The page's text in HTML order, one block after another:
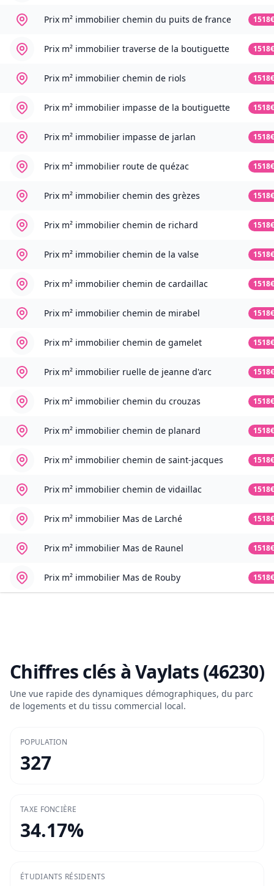
Prix m² immobilier chemin du puits de france 1518€
Prix m² immobilier traverse de la boutiguette 1518€
Prix m² immobilier chemin de riols 1518€
Prix m² immobilier impasse de la boutiguette 1518€
Prix m² immobilier impasse de jarlan 1518€
Prix m² immobilier route de quézac 1518€
Prix m² immobilier chemin des grèzes 1518€
Prix m² immobilier chemin de richard 1518€
Prix m² immobilier chemin de la valse 1518€
Prix m² immobilier chemin de cardaillac 1518€
Prix m² immobilier chemin de mirabel 1518€
Prix m² immobilier chemin de gamelet 1518€
Prix m² immobilier ruelle de jeanne d'arc 1518€
Prix m² immobilier chemin du crouzas 1518€
Prix m² immobilier chemin de planard 1518€
Prix m² immobilier chemin de saint-jacques 1518€
Prix m² immobilier chemin de vidaillac 1518€
Prix m² immobilier Mas de Larché 1518€
Prix m² immobilier Mas de Raunel 1518€
Prix m² immobilier Mas de Rouby 1518€
Chiffres clés àVaylats (46230)
Une vue rapide des dynamiques démographiques, du parc
de logements et du tissu commercial local.
POPULATION
327
TAXE FONCIÈRE
34.17%
ÉTUDIANTS RÉSIDENTS